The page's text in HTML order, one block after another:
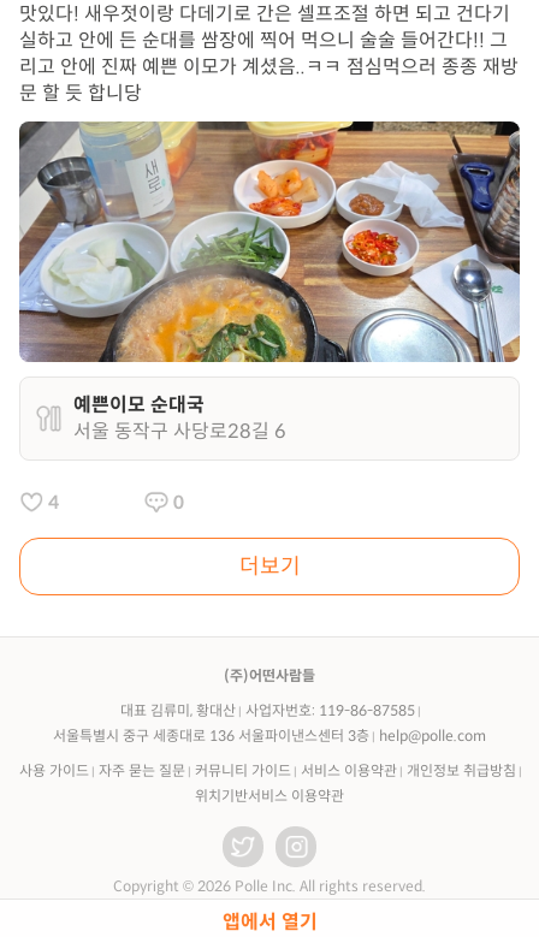
앱에서 열기
맛있다! 새우젓이랑 다데기로 간은 셀프조절 하면 되고 건다기
실하고 안에 든 순대를 쌈장에 찍어 먹으니 술술 들어간다!! 그
리고 안에 진짜 예쁜 이모가 계셨음..ㅋㅋ 점심먹으러 종종 재방
문 할 듯 합니당
예쁜이모 순대국
서울 동작구 사당로28길 6
4 0
더보기
(주)어떤사람들
대표 김류미, 황대산
사업자번호: 119-86-87585
서울특별시 중구 세종대로 136 서울파이낸스센터 3층
help@polle.com
사용 가이드 자주 묻는 질문 커뮤니티 가이드 서비스 이용약관
개인정보 취급방침
위치기반서비스 이용약관
Copyright © 2026 Polle Inc. All rights reserved.